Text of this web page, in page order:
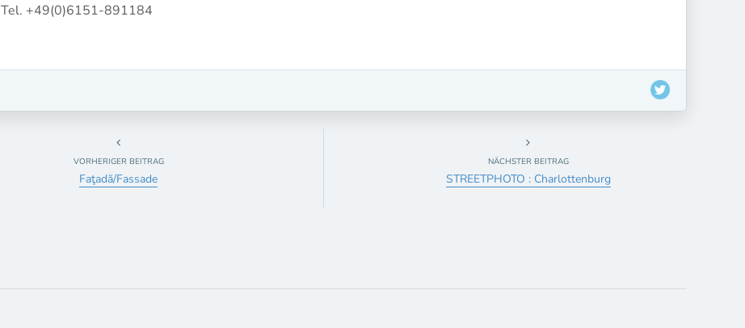
Tel. +49(0)6151-891184
VORHERIGER BEITRAG
Faţadă/Fassade
NÄCHSTER BEITRAG
STREETPHOTO : Charlottenburg